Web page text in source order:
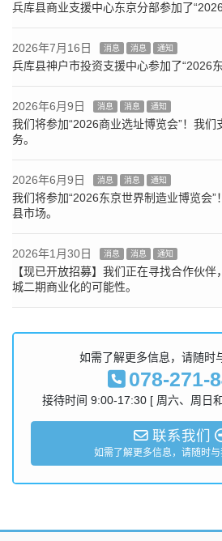
兵库县商业支援中心东京分部参加了
2026年7月16日 消息 消息 通知
兵库县神户市投资支援中心参加了“2026
2026年6月9日 消息 消息 通知
我们将参加“2026商业选址博览会”！我
务。
2026年6月9日 消息 消息 通知
我们将参加“2026东京世界制造业博览会
县市场。
2026年1月30日 消息 消息 通知
【现已开放招募】我们正在寻找合作伙
城二期商业化的可能性。
如需了解更多信息，请随时
078-271-
接待时间 9:00-17:30 [ 周六、周日
联系我们
如需了解更多信息，请随时与